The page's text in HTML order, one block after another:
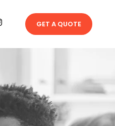
GET A QUOTE